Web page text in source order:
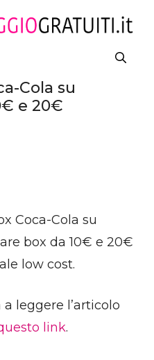
Cola su
e 20€
Coca-Cola su
box da 10€ e 20€
low cost.
leggere l’articolo
link.